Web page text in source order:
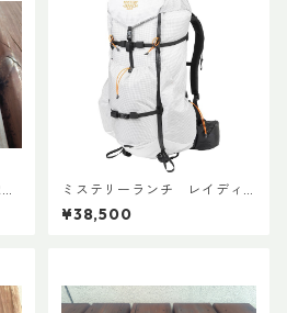
ミステリーランチ レイディ
ックス47
¥38,500